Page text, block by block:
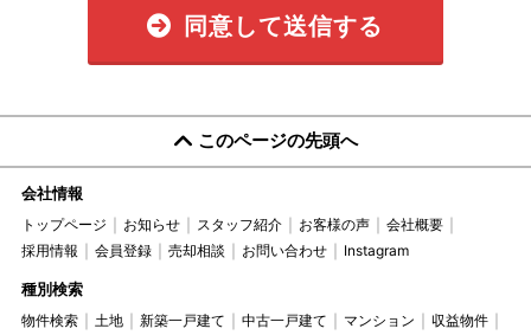
同意して送信する
このページの先頭へ
会社情報
トップページ お知らせ スタッフ紹介 お客様の声
会社概要
採用情報
会員登録 売却相談 お問い合わせ Instagram
種別検索
物件検索 土地 新築一戸建て 中古一戸建て マンション
収益物件